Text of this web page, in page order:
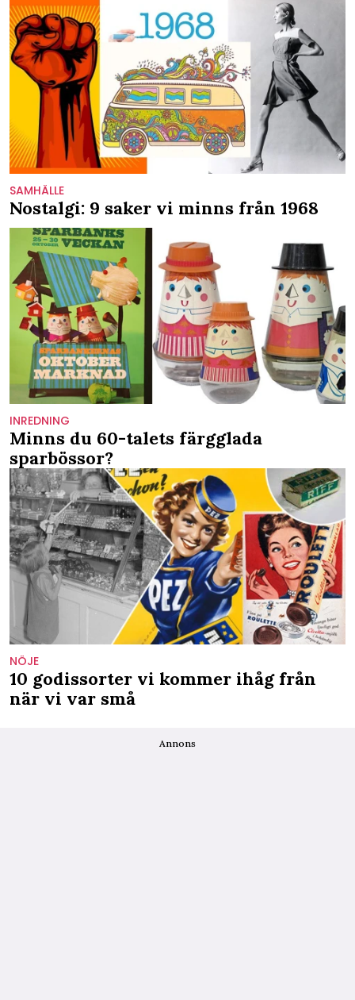
SAMHÄLLE
Nostalgi: 9 saker vi minns från 1968
INREDNING
Minns du 60-talets färgglada
sparbössor?
NÖJE
10 godissorter vi kommer ihåg från
när vi var små
Annons